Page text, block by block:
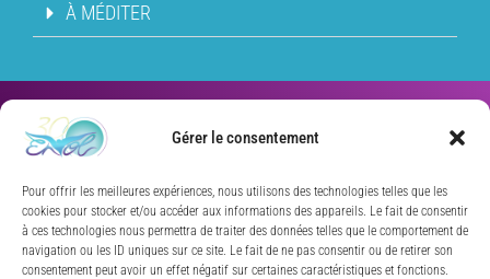
Gérer le consentement
Pour offrir les meilleures expériences, nous utilisons des technologies telles que les
cookies pour stocker et/ou accéder aux informations des appareils. Le fait de consentir
à ces technologies nous permettra de traiter des données telles que le comportement de
navigation ou les ID uniques sur ce site. Le fait de ne pas consentir ou de retirer son
consentement peut avoir un effet négatif sur certaines caractéristiques et fonctions.
À MÉDITER
à une évolution spirituelle
Depuis 1995.